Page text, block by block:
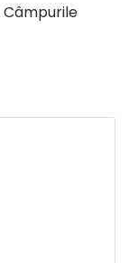
Câmpurile